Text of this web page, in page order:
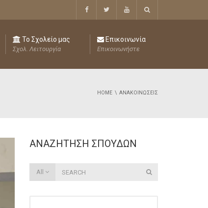
Το Σχολείο μας
Σχολ. Λειτουργία
Επικοινωνία
Επικοινωνήστε
HOME ΑΝΑΚΟΙΝΏΣΕΙΣ
ΑΝΑΖΉΤΗΣΗ ΣΠΟΥΔΏΝ
All